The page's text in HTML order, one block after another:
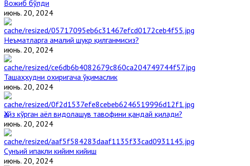
Вожиб бўлди
июнь. 20, 2024
Неъматларга амалий шукр қилганмисиз?
июнь. 20, 2024
Ташаҳҳудни охиригача ўқимаслик
июнь. 20, 2024
Ҳайз кўрган аёл видолашув тавофини қандай қилади?
июнь. 20, 2024
Сунъий ипакли кийим кийиш
июнь. 20, 2024